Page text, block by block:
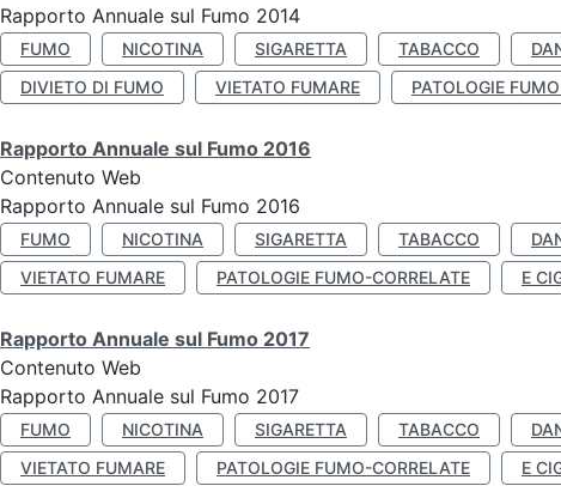
Rapporto Annuale sul Fumo 2014
FUMO NICOTINA SIGARETTA TABACCO
DIVIETO DI FUMO
VIETATO FUMARE PATOLOGIE
Rapporto Annuale sul Fumo 2016
Contenuto Web
Rapporto Annuale sul Fumo 2016
FUMO NICOTINA SIGARETTA TABACCO
VIETATO FUMARE
PATOLOGIE FUMO-CORRELATE E
Rapporto Annuale sul Fumo 2017
Contenuto Web
Rapporto Annuale sul Fumo 2017
FUMO NICOTINA SIGARETTA TABACCO
VIETATO FUMARE
PATOLOGIE FUMO-CORRELATE E